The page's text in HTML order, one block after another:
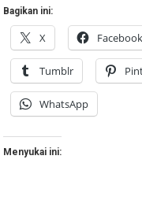
Bagikan ini:
X Facebook
Tumblr
WhatsApp
Menyukai ini: